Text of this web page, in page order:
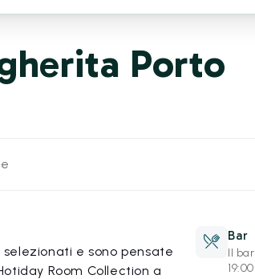
Porto
e sono pensate
Room Collection a
Bar
Il